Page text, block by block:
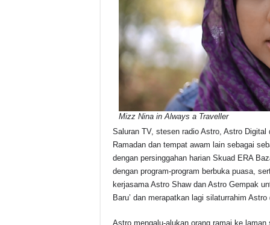
Mizz Nina in Always a Traveller
Saluran TV, stesen radio Astro, Astro
Ramadan dan tempat awam lain sebagai
dengan persinggahan harian Skuad ERA
dengan program-program berbuka puasa,
kerjasama Astro Shaw dan Astro Gempak
Baru’ dan merapatkan lagi silaturrahim
Astro mengalu-alukan orang ramai ke